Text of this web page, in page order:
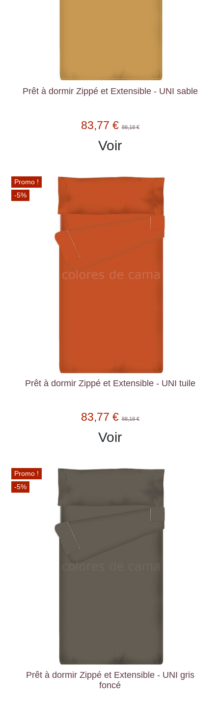
Prêt à dormir Zippé et Extensible - UNI sable
83,77 €88,18 €
Voir
Promo !
-5%
Prêt à dormir Zippé et Extensible - UNI tuile
83,77 €88,18 €
Voir
Promo !
-5%
Prêt à dormir Zippé et Extensible - UNI gris
foncé